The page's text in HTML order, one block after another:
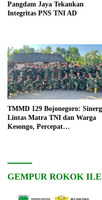
Pangdam Jaya Tekankan
Integritas PNS TNI AD
TMMD 129 Bojonegoro:
Lintas Matra TNI dan Warga
Kesongo, Percepat
GEMPUR ROKOK